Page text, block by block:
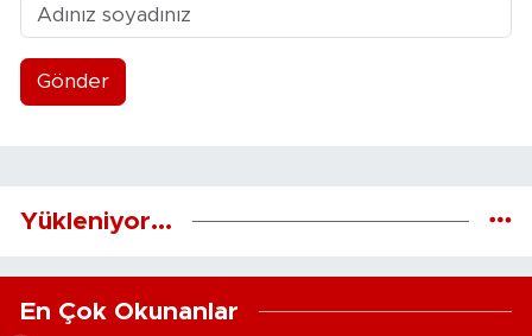
Gönder
Yükleniyor...
En Çok Okunanlar